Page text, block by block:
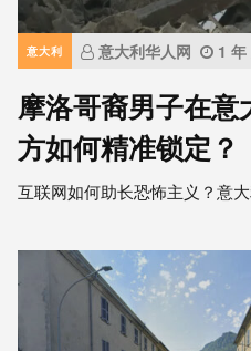
意大利 意大利华人网 1
摩洛哥裔男子在
方如何精准锁定？
互联网如何助长恐怖主义？意